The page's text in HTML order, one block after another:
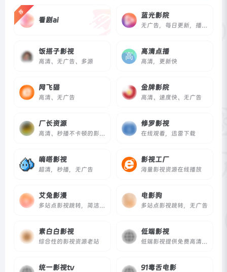
荐
看剧ai
蓝光影院
无广告，每日更新，播放速度快
饭搭子影视
高清、无广告、多源
高清点播
高清，更新快
网飞猫
高清、无广告
金牌影院
高清、速度快、无广告
厂长资源
高清、秒播不卡顿的影视资源网站
修罗影视
在线观看，迅雷下载
嘀嗒影视
超清，秒播，无广告
影视工厂
海量影视资源在线播放
艾兔影漫
多站点影视跳转，简洁清爽
电影狗
多站点影视跳转，无广告
素白白影视
综合性的影视资源老站
低端影视
低端影视提供免费高清在线电影、电视剧、综艺、动漫观看，使用AI技术智能整理全网资源，简洁界面，丰富资源。
统一影视tv 91毒舌电影